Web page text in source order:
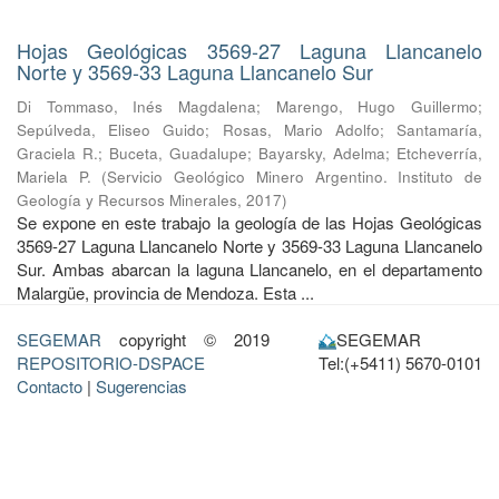
Hojas Geológicas 3569-27 Laguna Llancanelo
Norte y 3569-33 Laguna Llancanelo Sur
Di Tommaso, Inés Magdalena; Marengo, Hugo Guillermo;
Sepúlveda, Eliseo Guido; Rosas, Mario Adolfo;Santamaría,
Graciela R.; Buceta, Guadalupe; Bayarsky, Adelma; Etcheverría,
Mariela P. (Servicio Geológico Minero Argentino. Instituto de
Geología y Recursos Minerales, 2017)
Se expone en este trabajo la geología de las Hojas Geológicas
3569-27 Laguna Llancanelo Norte y 3569-33 Laguna Llancanelo
Sur. Ambas abarcan la laguna Llancanelo, en el departamento
Malargüe, provincia de Mendoza. Esta ...
SEGEMAR copyright © 2019
REPOSITORIO-DSPACE
Contacto | Sugerencias
SEGEMAR
Tel:(+5411) 5670-0101